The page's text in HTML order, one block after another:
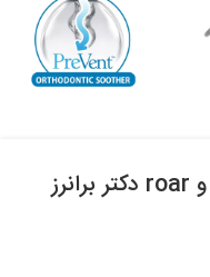
پستانک ارتودنسی 0-6 شیر و roar دکتر برانرز